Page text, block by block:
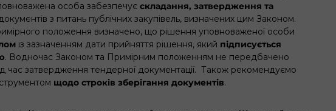
особа забезпечує складання, затвердження та
з питань публічних закупівель, визначених цим Законом.
положення визначено, що рішення уповноваженої особи
із зазначенням дати прийняття рішення, який підписується
. Водночас Законом та Примірним положенням не передбачено
час затвердження тендерної документації. Також рекомендуємо
щодо строків зберігання документів.